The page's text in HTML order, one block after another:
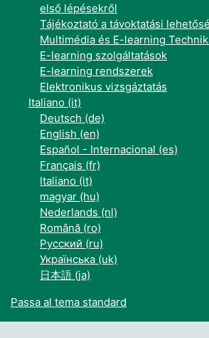
első lépésekről
Tájékoztató a távoktatási
Multimédia és E-learning
E-learning szolgáltatások
E-learning rendszerek
Elektronikus vizsgáztatás
Italiano ‎(it)‎
Deutsch ‎(de)‎
English ‎(en)‎
Español - Internacional ‎(es)‎
Français ‎(fr)‎
Italiano ‎(it)‎
magyar ‎(hu)‎
Nederlands ‎(nl)‎
Română ‎(ro)‎
Русский ‎(ru)‎
Українська ‎(uk)‎
日本語 ‎(ja)‎
Passa al tema standard